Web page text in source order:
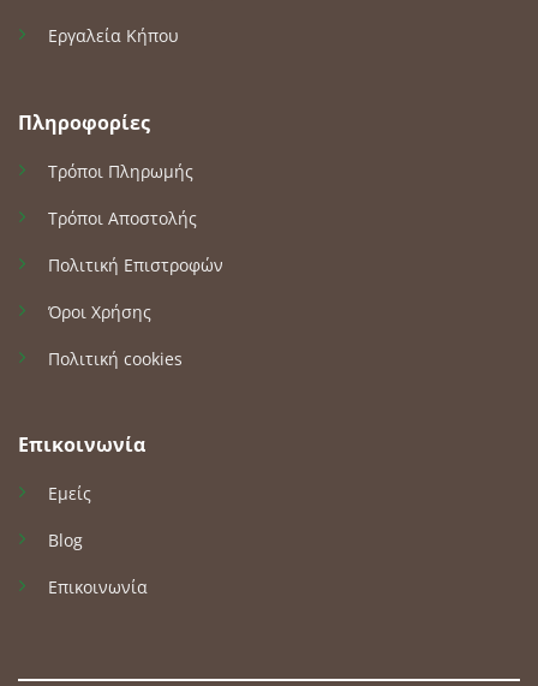
Εργαλεία Κήπου
Πληροφορίες
Τρόποι Πληρωμής
Τρόποι Αποστολής
Πολιτική Επιστροφών
Όροι Χρήσης
Πολιτική cookies
Επικοινωνία
Εμείς
Blog
Επικοινωνία